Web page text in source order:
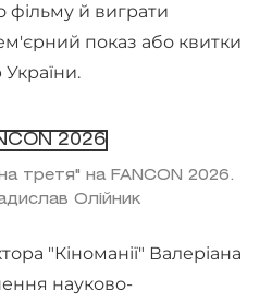
й виграти
показ або квитки
України.
третя" на FANCON 2026.
Олійник
"Кіноманії" Валеріана
науково-